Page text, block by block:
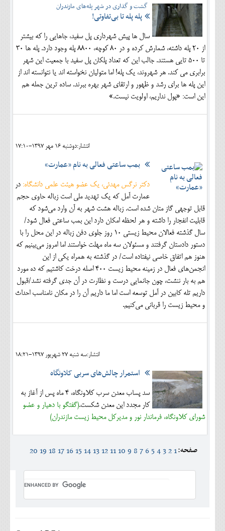
گشت و گذاری در شهر پله‌های مازندران
پله پله تا بی‌تفاوتی!
سال ها پیش شهرداری پل سفید، جاهایی را که بیشتر
از 20 پله داشته، شمارش کرده و در 80 کوچه، 8800 پله وجود دارد. پله ها 30
تا 500 تایی هستند. جالب این که تعداد پلکان پل سفید با جمعیت این شهر
برابری می کند. هر شهروند، یک پله! اما متولیان نخواسته اند یا نتوانسته اند از
این پله ها برای رشد و ظهور و ارتقای شهر بهره ببرند. ساده ترین جمله هم
این است: «پول نداریم، اولویت نیست.»
انتشار:دوشنبه 16 مهر 1397-17:10
بمب ساعتی فعالی به نام «عمارت»
دکتر نرگس مهدئی، یک عضو هیئت علمی دانشگاه: در
عمارت آمل که یک تهدید ملی است زباله حاوی حجم
قابل توجهی گاز متان شده است. زباله هشت شهر به آن وارد می‌شود که
قابلیت انفجار را داشته و هر لحظه امکان دارد این بمب ساعتی فعال شود/
سال گذشته فعالان محیط زیستی 10 روز جلوی دفن زباله در این محل را با
دستور دادستان گرفتند و مسئولان سه ماه مهلت خواستند اما امروز می‌بینیم که
هنوز هم اتفاق خاصی نیفتاده است/ در گذشته به همراه یکی از این
انجمن‌های فعال در زمینه محیط زیست 400 اصله درخت کاشتیم که ده مورد
هم به بار ننشت، چون جانمایی درست و نظارت در آن جدی گرفته نشد/قبول
داریم تله کابین در آمل توسعه است اما ما داریم آن را در مکان نامناسب احداث
و محیط زیست را قربانی می‌کنیم.
انتشار:سه شنبه 27 شهريور 1397-18:21
استمرار چالش‌های سربی کلاونگاه
سد پساب معدن سرب کلاونگاه، 4 ماه پس از آغاز به
کار مجدد این معدن شکست.(گفتگو با دهیار و عضو
شورای کلاونگاه، فرماندار نور و مدیرکل محیط زیست مازندران)
صفحه:1
2
3
4
5
6
7
8
9
10
11
12
13
14
15
16
17
18
19
20